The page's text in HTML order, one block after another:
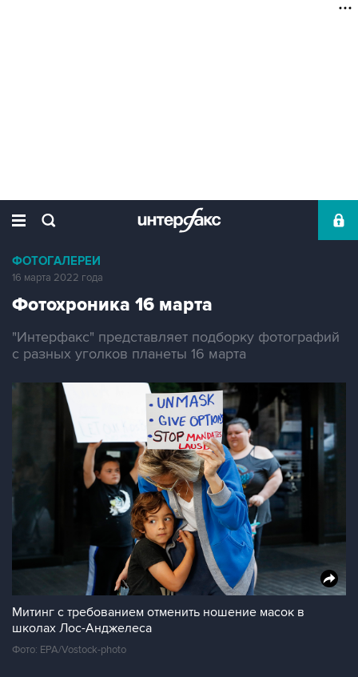
ФОТОГАЛЕРЕИ
16 марта 2022 года
Фотохроника 16 марта
"Интерфакс" представляет подборку фотографий
с разных уголков планеты 16 марта
Митинг с требованием отменить ношение масок в
школах Лос-Анджелеса
Фото: EPA/Vostock-photo